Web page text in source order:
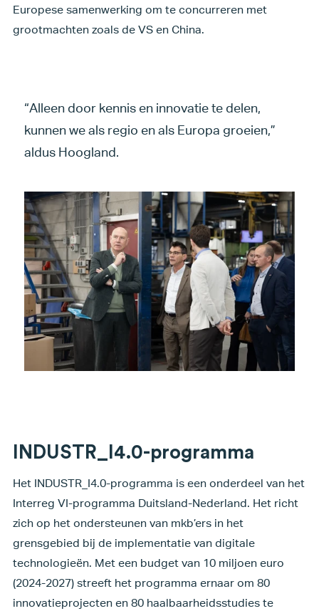
Europese samenwerking om te concurreren met
grootmachten zoals de VS en China.
“Alleen door kennis en innovatie te delen,
kunnen we als regio en als Europa groeien,”
aldus Hoogland.
INDUSTR_I4.0-programma
Het INDUSTR_I4.0-programma is een onderdeel van het
Interreg VI-programma Duitsland-Nederland. Het richt
zich op het ondersteunen van mkb’ers in het
grensgebied bij de implementatie van digitale
technologieën. Met een budget van 10 miljoen euro
(2024-2027) streeft het programma ernaar om 80
innovatieprojecten en 80 haalbaarheidsstudies te